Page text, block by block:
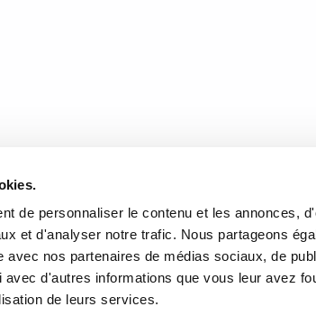
de personnaliser le contenu et les annonces,
et d'analyser notre trafic. Nous partageons
avec nos partenaires de médias sociaux, de
d'autres informations que vous leur avez
de leurs services.
de l'Église, Québec, QC
l’itinéraire
3640
Lundi au
Jeudi et
Samedi:
9h00
Dimanche :
Fermé les